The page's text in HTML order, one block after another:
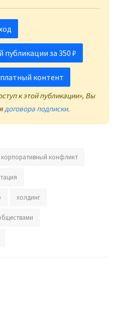
публикации за 350 ₽
контент
к этой публикации», Вы
договора подписки.
корпоративный конфликт
холдинг